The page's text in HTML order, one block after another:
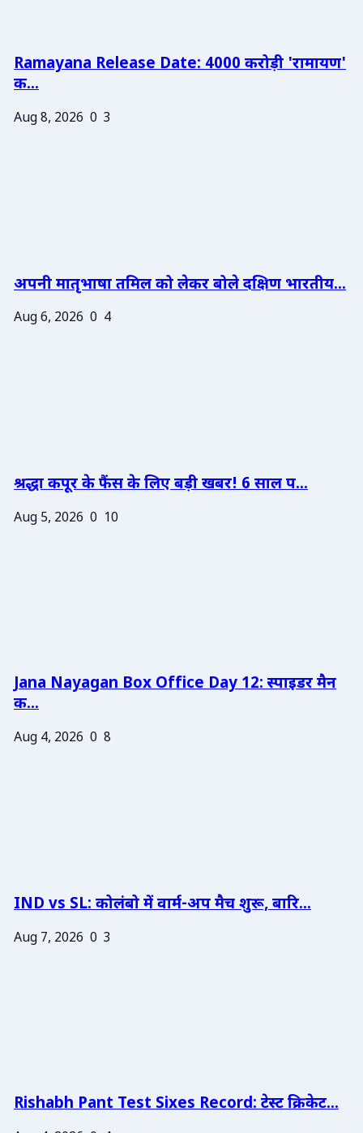
Ramayana Release Date: 4000 करोड़ी 'रामायण'
क...
Aug 8, 2026 0 3
अपनी मातृभाषा तमिल को लेकर बोले दक्षिण भारतीय...
Aug 6, 2026 0 4
श्रद्धा कपूर के फैंस के लिए बड़ी खबर! 6 साल प...
Aug 5, 2026 0 10
Jana Nayagan Box Office Day 12: स्पाइडर मैन
क...
Aug 4, 2026 0 8
IND vs SL: कोलंबो में वार्म-अप मैच शुरू, बारि...
Aug 7, 2026 0 3
Rishabh Pant Test Sixes Record: टेस्ट क्रिकेट...